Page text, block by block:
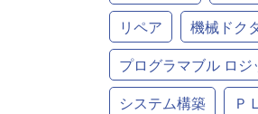
リペア
機械ドク
プログラマブル ロ
システム構築
Ｐ